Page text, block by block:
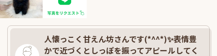
人懐っこく甘えん坊さんです(*^^*)✨表情豊
かで近づくとしっぽを振ってアピールしてく